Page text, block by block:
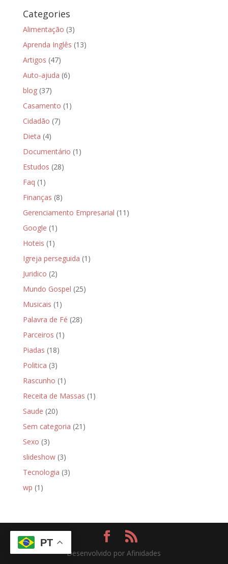
Categories
Alimentação (3)
Aprenda Inglês (13)
Artigos (47)
Auto-ajuda (6)
blog(37)
Casamento (1)
Cidadão (7)
Dieta (4)
Documentário (1)
Estudos (28)
Faq (1)
Finanças (8)
Gerenciamento Empresarial (11)
Google (1)
Hoteis (1)
Igreja perseguida (1)
Juridico (2)
Mundo Gospel (25)
Musicais (1)
Palavra de Fé (28)
Parceiros (1)
Piadas (18)
Politica (3)
Rascunho (1)
Receita de Massas (1)
Saude (20)
Sem categoria (21)
Sexo (3)
slideshow(3)
Tecnologia (3)
wp (1)
Desenvolvido por Afinidades
PT